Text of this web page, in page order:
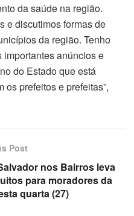
da saúde na região.
e discutimos formas de
da região. Tenho
importantes anúncios e
do Estado que está
prefeitos e prefeitas”,
Post
nos Bairros leva
para moradores da
quarta (27)